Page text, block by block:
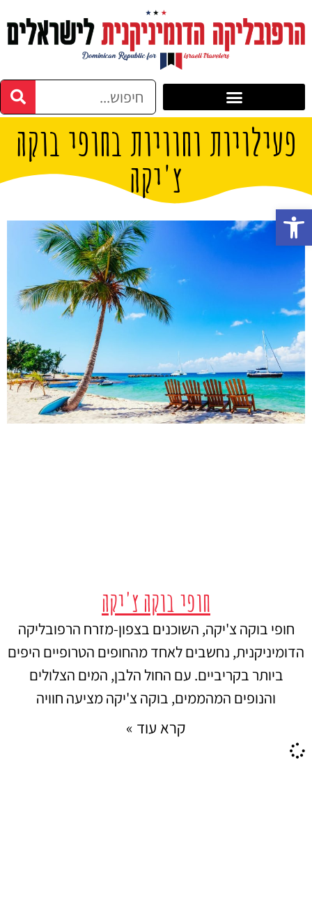
פעילויות וחוויות בחופי בוקה
צ'יקה
חופי בוקה צ'יקה
חופי בוקה צ'יקה, השוכנים בצפון-מזרח הרפובליקה
הדומיניקנית, נחשבים לאחד מהחופים הטרופיים היפים
ביותר בקריביים. עם החול הלבן, המים הצלולים
והנופים המהממים, בוקה צ'יקה מציעה חוויה
קרא עוד »
פתח סרגל נגישות